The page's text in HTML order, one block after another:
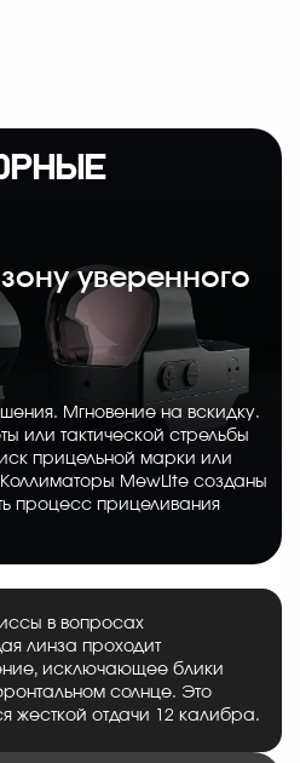
уверенного
Мгновение на вскидку.
или тактической стрельбы
прицельной марки или
MewLite созданы
процесс прицеливания
в вопросах
линза проходит
исключающее блики
солнце. Это
жесткой отдачи 12 калибра.